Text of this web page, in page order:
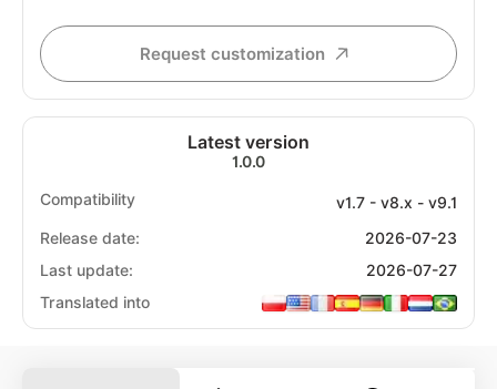
Request customization
Latest version
1.0.0
Compatibility
v1.7 - v8.x - v9.1
Release date:
2026-07-23
Last update:
2026-07-27
Translated into